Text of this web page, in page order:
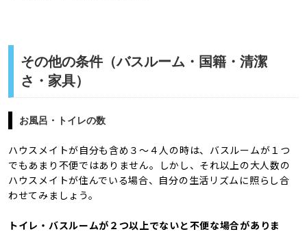
その他の条件（バスルーム・国籍・清潔
さ・家具）
お風呂・トイレの数
ハウスメイトが自分も含め３～４人の時は、バスルームが１つ
でもあまり不便ではありません。
しかし、それ以上の大人数の
ハウスメイトが住んでいる場合、自分の生活リズムに照らし合
わせてみましょう。
トイレ・バスルームが２つ以上でないと不便な場合がありま